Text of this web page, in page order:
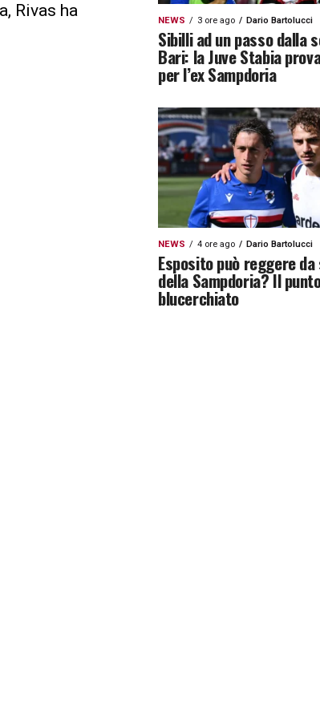
Rivas ha
NEWS 3 ore ago Dario Bartolucci
Sibilli ad un passo dalla
Bari: la Juve Stabia
per l’ex Sampdoria
NEWS 4 ore ago Dario Bartolucci
Esposito può reggere
della Sampdoria? Il
blucerchiato